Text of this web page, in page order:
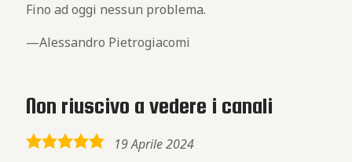
Fino ad oggi nessun problema.
Alessandro Pietrogiacomi
Non riuscivo a vedere i canali
5,0
19 Aprile 2024